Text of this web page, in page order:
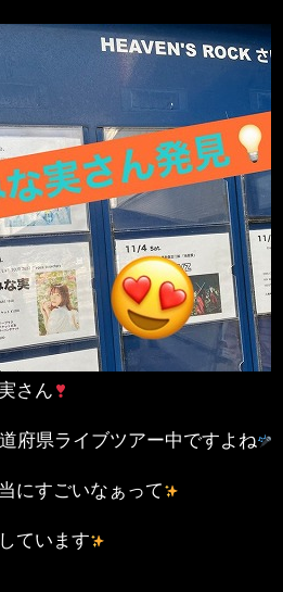
さん
府県ライブツアー中ですよね
にすごいなぁって
ています